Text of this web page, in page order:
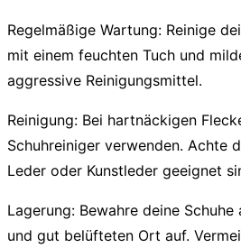
Regelmäßige Wartung: Reinige
mit einem feuchten Tuch und
aggressive Reinigungsmittel.
Reinigung: Bei hartnäckigen
Schuhreiniger verwenden. Achte
Leder oder Kunstleder geeignet
Lagerung: Bewahre deine
und gut belüfteten Ort auf.